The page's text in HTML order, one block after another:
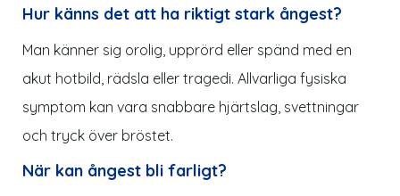
Hur känns det att ha riktigt stark ångest?
Man känner sig orolig, upprörd eller spänd med en
akut hotbild, rädsla eller tragedi. Allvarliga fysiska
symptom kan vara snabbare hjärtslag, svettningar
och tryck över bröstet.
När kan ångest bli farligt?